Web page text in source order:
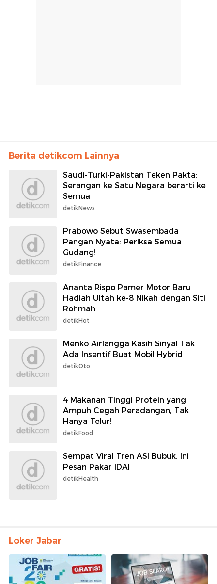
Berita detikcom Lainnya
Saudi-Turki-Pakistan Teken Pakta:
Serangan ke Satu Negara berarti ke
Semua
detikNews
Prabowo Sebut Swasembada
Pangan Nyata: Periksa Semua
Gudang!
detikFinance
Ananta Rispo Pamer Motor Baru
Hadiah Ultah ke-8 Nikah dengan Siti
Rohmah
detikHot
Menko Airlangga Kasih Sinyal Tak
Ada Insentif Buat Mobil Hybrid
detikOto
4 Makanan Tinggi Protein yang
Ampuh Cegah Peradangan, Tak
Hanya Telur!
detikFood
Sempat Viral Tren ASI Bubuk, Ini
Pesan Pakar IDAI
detikHealth
Loker Jabar